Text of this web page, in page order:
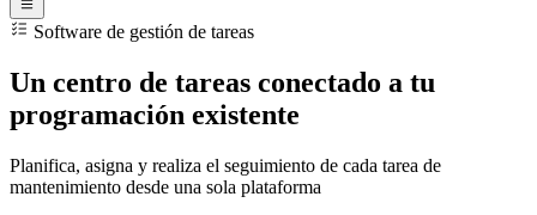
Software de gestión de tareas
Un centro de tareas conectado a tu
programación existente
Planifica, asigna y realiza el seguimiento de cada tarea de
mantenimiento desde una sola plataforma